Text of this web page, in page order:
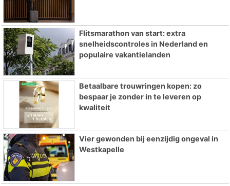
Flitsmarathon van start: extra
snelheidscontroles in Nederland en
populaire vakantielanden
Betaalbare trouwringen kopen: zo
bespaar je zonder in te leveren op
kwaliteit
Vier gewonden bij eenzijdig ongeval in
Westkapelle